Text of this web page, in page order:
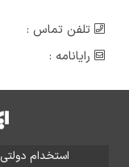
تلفن تماس :
رایانامه :
استخدام دولتی